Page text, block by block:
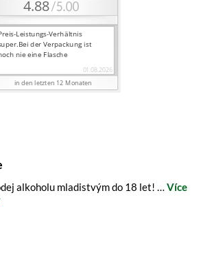
alkoholu mladistvým do 18 let! … Více